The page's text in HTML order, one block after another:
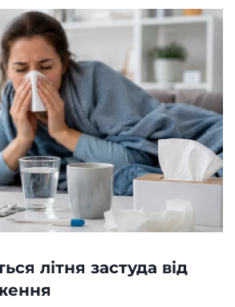
літня застуда від